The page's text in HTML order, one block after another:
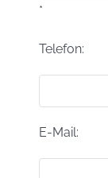
*
Telefon:
E-Mail: